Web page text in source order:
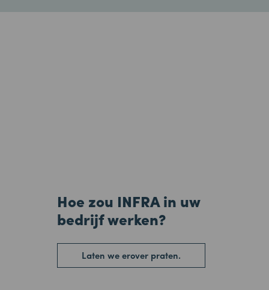
Hoe zou INFRA in uw
bedrijf werken?
Laten we erover praten.